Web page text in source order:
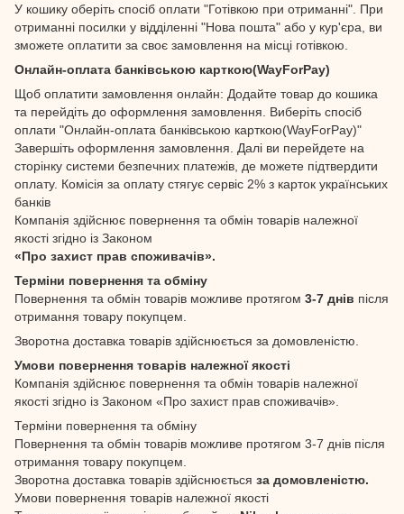
У кошику оберіть спосіб оплати "Готівкою при отриманні". При
отриманні посилки у відділенні "Нова пошта" або у кур'єра, ви
зможете оплатити за своє замовлення на місці готівкою.
Онлайн-оплата банківською карткою(WayForPay)
Щоб оплатити замовлення онлайн: Додайте товар до кошика
та перейдіть до оформлення замовлення. Виберіть спосіб
оплати "Онлайн-оплата банківською карткою(WayForPay)"
Завершіть оформлення замовлення. Далі ви перейдете на
сторінку системи безпечних платежів, де можете підтвердити
оплату. Комісія за оплату стягує сервіс 2% з карток українських
банків
Компанія здійснює повернення та обмін товарів належної
якості згідно із Законом
«Про захист прав споживачів».
Терміни повернення та обміну
Повернення та обмін товарів можливе протягом 3-7 днів після
отримання товару покупцем.
Зворотна доставка товарів здійснюється за домовленістю.
Умови повернення товарів належної якості
Компанія здійснює повернення та обмін товарів належної
якості згідно із Законом «Про захист прав споживачів».
Терміни повернення та обміну
Повернення та обмін товарів можливе протягом 3-7 днів після
отримання товару покупцем.
Зворотна доставка товарів здійснюється за домовленістю.
Умови повернення товарів належної якості